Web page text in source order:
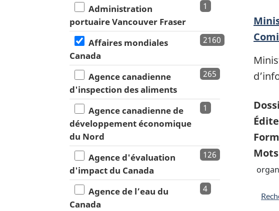
Administration
portuaire Vancouver Fraser
1
Affaires mondiales
Canada
2160
Agence canadienne
d'inspection des aliments
265
Agence canadienne de
développement économique
du Nord
1
Agence d'évaluation
d'impact du Canada
126
Agence de l’eau du
Canada
4